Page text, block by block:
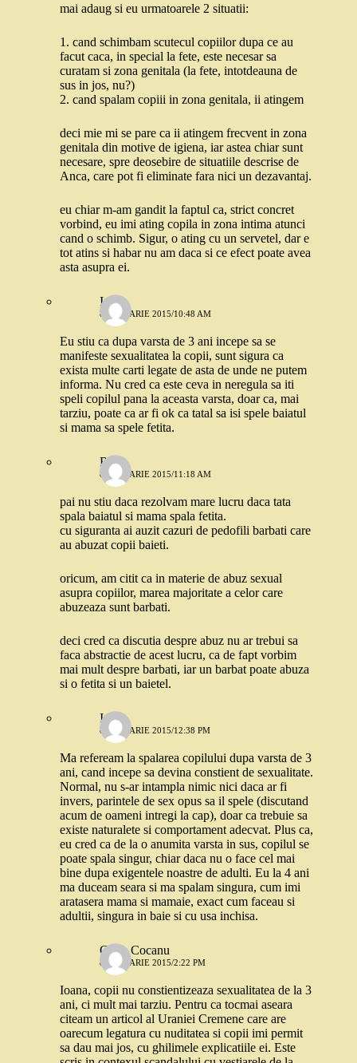
mai adaug si eu urmatoarele 2 situatii:
1. cand schimbam scutecul copiilor dupa ce au
facut caca, in special la fete, este necesar sa
curatam si zona genitala (la fete, intotdeauna de
sus in jos, nu?)
2. cand spalam copiii in zona genitala, ii atingem
deci mie mi se pare ca ii atingem frecvent in zona
genitala din motive de igiena, iar astea chiar sunt
necesare, spre deosebire de situatiile descrise de
Anca, care pot fi eliminate fara nici un dezavantaj.
eu chiar m-am gandit la faptul ca, strict concret
vorbind, eu imi ating copila in zona intima atunci
cand o schimb. Sigur, o ating cu un servetel, dar e
tot atins si habar nu am daca si ce efect poate avea
asta asupra ei.
Ioana
8 IANUARIE 2015/10:48 AM
Eu stiu ca dupa varsta de 3 ani incepe sa se
manifeste sexualitatea la copii, sunt sigura ca
exista multe carti legate de asta de unde ne putem
informa. Nu cred ca este ceva in neregula sa iti
speli copilul pana la aceasta varsta, doar ca, mai
tarziu, poate ca ar fi ok ca tatal sa isi spele baiatul
si mama sa spele fetita.
Robo
8 IANUARIE 2015/11:18 AM
pai nu stiu daca rezolvam mare lucru daca tata
spala baiatul si mama spala fetita.
cu siguranta ai auzit cazuri de pedofili barbati care
au abuzat copii baieti.
oricum, am citit ca in materie de abuz sexual
asupra copiilor, marea majoritate a celor care
abuzeaza sunt barbati.
deci cred ca discutia despre abuz nu ar trebui sa
faca abstractie de acest lucru, ca de fapt vorbim
mai mult despre barbati, iar un barbat poate abuza
si o fetita si un baietel.
Ioana
8 IANUARIE 2015/12:38 PM
Ma refeream la spalarea copilului dupa varsta de 3
ani, cand incepe sa devina constient de sexualitate.
Normal, nu s-ar intampla nimic nici daca ar fi
invers, parintele de sex opus sa il spele (discutand
acum de oameni intregi la cap), doar ca trebuie sa
existe naturalete si comportament adecvat. Plus ca,
eu cred ca de la o anumita varsta in sus, copilul se
poate spala singur, chiar daca nu o face cel mai
bine dupa exigentele noastre de adulti. Eu la 4 ani
ma duceam seara si ma spalam singura, cum imi
aratasera mama si mamaie, exact cum faceau si
adultii, singura in baie si cu usa inchisa.
Crina Cocanu
8 IANUARIE 2015/2:22 PM
Ioana, copii nu constientizeaza sexualitatea de la 3
ani, ci mult mai tarziu. Pentru ca tocmai aseara
citeam un articol al Uraniei Cremene care are
oarecum legatura cu nuditatea si copii imi permit
sa dau mai jos, cu ghilimele explicatiile ei. Este